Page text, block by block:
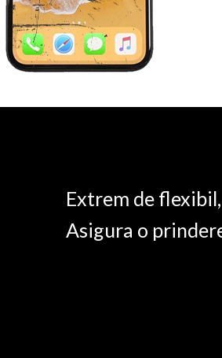
Extrem de
Asigura o